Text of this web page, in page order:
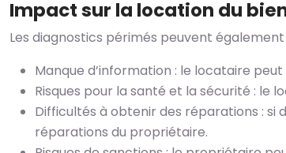
Impact sur la location du
Les diagnostics périmés peuvent
Manque d’information : le locataire
Risques pour la santé et la sécurité : le
Difficultés à obtenir des réparations :
réparations du propriétaire.